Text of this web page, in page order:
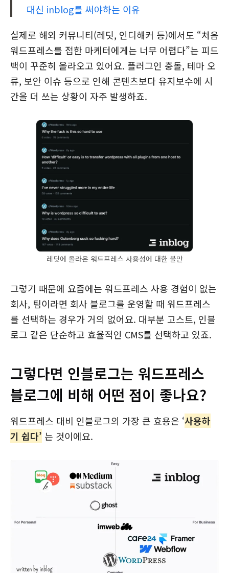
대신 inblog를 써야하는 이유
실제로 해외 커뮤니티(레딧, 인디해커 등)에서도 “처음
워드프레스를 접한 마케터에게는 너무 어렵다”는 피드
백이 꾸준히 올라오고 있어요. 플러그인 충돌, 테마 오
류, 보안 이슈 등으로 인해 콘텐츠보다 유지보수에 시
간을 더 쓰는 상황이 자주 발생하죠.
레딧에 올라온 워드프레스 사용성에 대한 불만
그렇기 때문에 요즘에는 워드프레스 사용 경험이 없는
회사, 팀이라면 회사 블로그를 운영할 때 워드프레스
를 선택하는 경우가 거의 없어요. 대부분 고스트, 인블
로그 같은 단순하고 효율적인 CMS를 선택하고 있죠.
그렇다면 인블로그는 워드프레스
블로그에 비해 어떤 점이 좋나요?
워드프레스 대비 인블로그의 가장 큰 효용은 ‘사용하
기 쉽다’ 는 것이에요.